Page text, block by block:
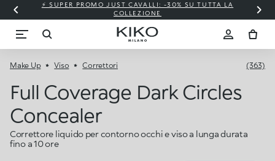
⚡ SUPER PROMO JUST CAVALLI: -30% SU TUTTA LA
COLLEZIONE
Make Up Viso Correttori (363)
Full Coverage Dark Circles
Concealer
Correttore liquido per contorno occhi e viso a lunga durata
fino a 10 ore